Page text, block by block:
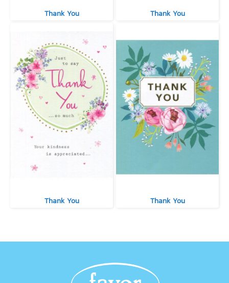
Thank You Thank You
Thank You Thank You